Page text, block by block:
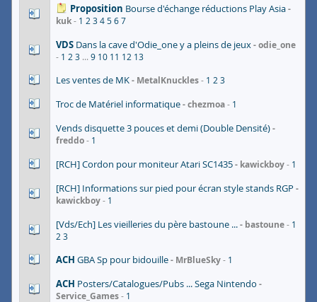
Proposition Bourse d'échange réductions Play Asia
kuk 1 234567
VDS Dans la cave d'Odie_one y a pleins de jeux odie_one
1 23 ... 9 10 11 12 13
Les ventes de MK MetalKnuckles 1 23
Troc de Matériel informatique chezmoa 1
Vends disquette 3 pouces et demi (Double Densité)
freddo 1
[RCH] Cordon pour moniteur Atari SC1435 kawickboy 1
[RCH] Informations sur pied pour écran style stands RGP
kawickboy 1
[Vds/Ech] Les vieilleries du père bastoune ... bastoune
1
23
ACH GBA Sp pour bidouille MrBlueSky 1
ACH Posters/Catalogues/Pubs ... Sega Nintendo
Service_Games 1